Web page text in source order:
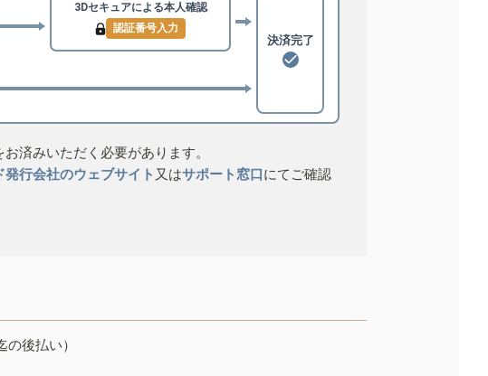
3Dセキュアによる本人確認
認証番号入力
決済完了
済みいただく必要があります。
発行会社のウェブサイト 又はサポート窓口にてご確認
後払い）